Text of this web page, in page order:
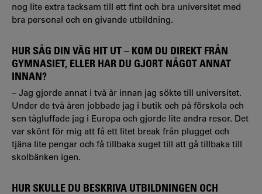
nog lite extra tacksam till ett fint och bra universitet med
bra personal och en givande utbildning.
HUR SÅG DIN VÄG HIT UT – KOM DU DIREKT FRÅN
GYMNASIET, ELLER HAR DU GJORT NÅGOT ANNAT
INNAN?
– Jag gjorde annat i två år innan jag sökte till universitet.
Under de två åren jobbade jag i butik och på förskola och
sen tågluffade jag i Europa och gjorde lite andra resor. Det
var skönt för mig att få ett litet break från plugget och
tjäna lite pengar och få tillbaka suget till att gå tillbaka till
skolbänken igen.
HUR SKULLE DU BESKRIVA UTBILDNINGEN OCH